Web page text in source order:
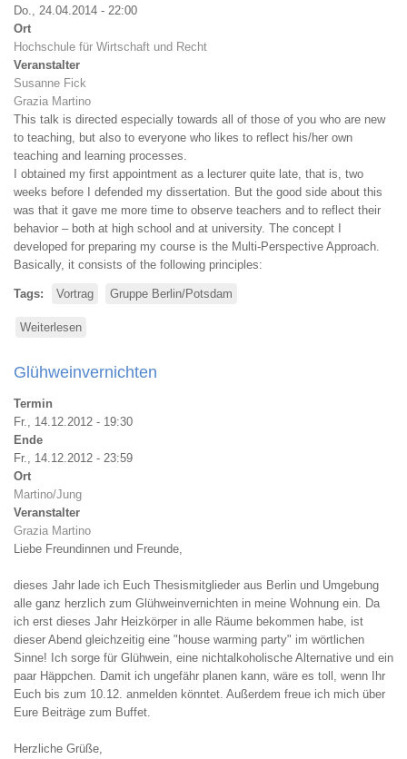
Do., 24.04.2014 - 22:00
Ort
Hochschule für Wirtschaft und Recht
Veranstalter
Susanne Fick
Grazia Martino
This talk is directed especially towards all of those of you who are new
to teaching, but also to everyone who likes to reflect his/her own
teaching and learning processes.
I obtained my first appointment as a lecturer quite late, that is, two
weeks before I defended my dissertation. But the good side about this
was that it gave me more time to observe teachers and to reflect their
behavior – both at high school and at university. The concept I
developed for preparing my course is the Multi-Perspective Approach.
Basically, it consists of the following principles:
Tags Vortrag Gruppe Berlin/Potsdam
Weiterlesen
Impression:
to
your
a
New
Glühweinvernichten
Termin
Fr., 14.12.2012 - 19:30
Ende
Fr., 14.12.2012 - 23:59
Ort
Martino/Jung
Veranstalter
Grazia Martino
Liebe Freundinnen und Freunde,
dieses Jahr lade ich Euch Thesismitglieder aus Berlin und Umgebung
alle ganz herzlich zum Glühweinvernichten in meine Wohnung ein. Da
ich erst dieses Jahr Heizkörper in alle Räume bekommen habe, ist
dieser Abend gleichzeitig eine "house warming party" im wörtlichen
Sinne! Ich sorge für Glühwein, eine nichtalkoholische Alternative und ein
paar Häppchen. Damit ich ungefähr planen kann, wäre es toll, wenn Ihr
Euch bis zum 10.12. anmelden könntet. Außerdem freue ich mich über
Eure Beiträge zum Buffet.
Herzliche Grüße,